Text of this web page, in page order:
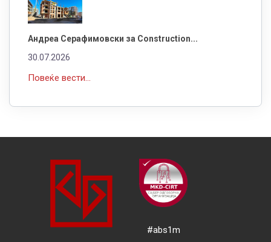
Андреа Серафимовски за Construction...
30.07.2026
Повеќе вести...
#abs1m